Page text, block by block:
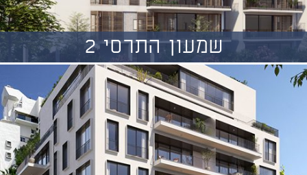
שמעון התרסי 2